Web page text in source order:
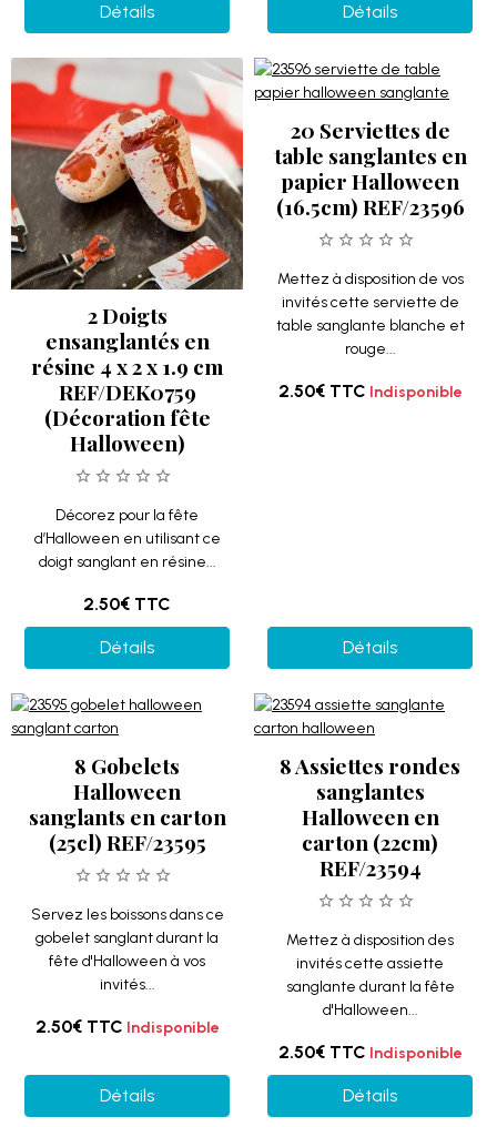
Détails Détails
2 Doigts
ensanglantés en
résine 4 x 2 x 1.9 cm
REF/DEK0759
(Décoration fête
Halloween)
Décorez pour la fête
d’Halloween en utilisant ce
doigt sanglant en résine...
2.50€ TTC
Détails
20 Serviettes de
table sanglantes en
papier Halloween
(16.5cm) REF/23596
Mettez à disposition de vos
invités cette serviette de
table sanglante blanche et
rouge...
2.50€ TTC Indisponible
Détails
8 Gobelets
Halloween
sanglants en carton
(25cl) REF/23595
Servez les boissons dans ce
gobelet sanglant durant la
fête d'Halloween à vos
invités...
2.50€ TTC Indisponible
Détails
8 Assiettes rondes
sanglantes
Halloween en
carton (22cm)
REF/23594
Mettez à disposition des
invités cette assiette
sanglante durant la fête
d'Halloween...
2.50€ TTC Indisponible
Détails